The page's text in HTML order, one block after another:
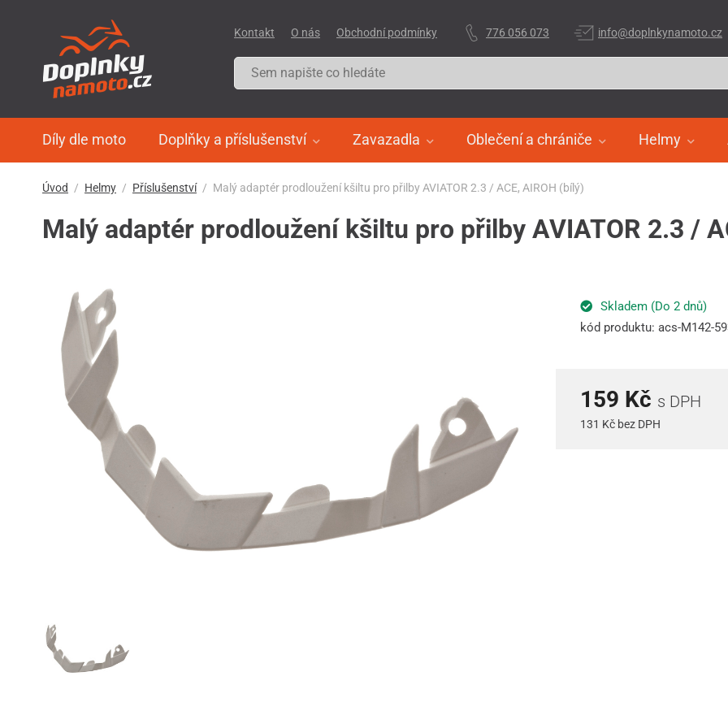
Díly dle moto Doplňky a příslušenství Zavazadla Oblečení a chrániče Helmy
Kontakt O nás Obchodní podmínky 776 056 073 info@doplnkynamoto.cz
Úvod Helmy Příslušenství Malý adaptér prodloužení kšiltu pro přilby AVIATOR 2.3 / ACE, AIROH (bílý)
Malý adaptér prodloužení kšiltu pro přilby AVIATOR 2.3 /
Skladem (Do 2 dnů)
kód produktu: acs-M142-
159 Kč s DPH
131 Kč bez DPH